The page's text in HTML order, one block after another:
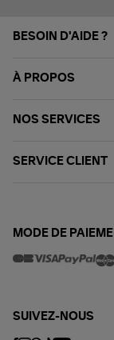
BESOIN D'AIDE ?
À PROPOS
NOS SERVICES
SERVICE CLIENT
MODE DE
SUIVEZ-NOUS